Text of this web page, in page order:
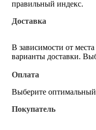
правильный индекс.
Доставка
В зависимости от
варианты доставки.
Оплата
Выберите
Покупатель